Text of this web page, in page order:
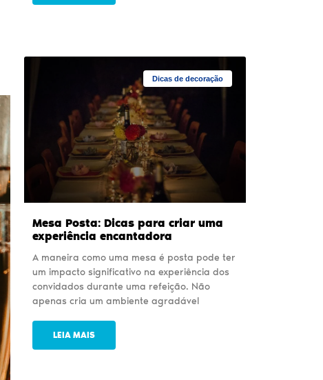
Dicas de decoração
Mesa Posta: Dicas para criar uma
experiência encantadora
A maneira como uma mesa é posta pode ter
um impacto significativo na experiência dos
convidados durante uma refeição. Não
apenas cria um ambiente agradável
LEIA MAIS